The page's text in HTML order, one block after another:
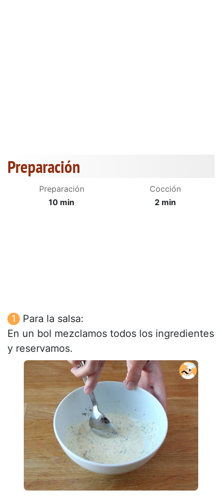
Preparación
Preparación
10 min
Cocción
2 min
Para la salsa:
En un bol mezclamos todos los ingredientes
y reservamos.